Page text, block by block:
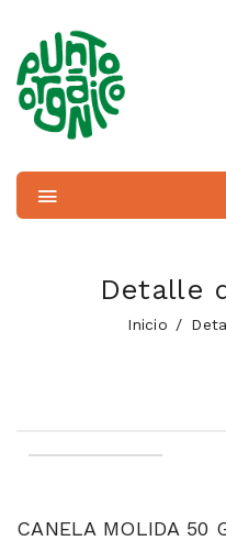
Detalle
Inicio
CANELA MOLIDA 50